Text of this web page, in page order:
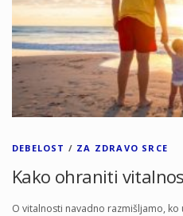
DEBELOST / ZA ZDRAVO SRCE
Kako ohraniti
O vitalnosti navadno razmišljamo,